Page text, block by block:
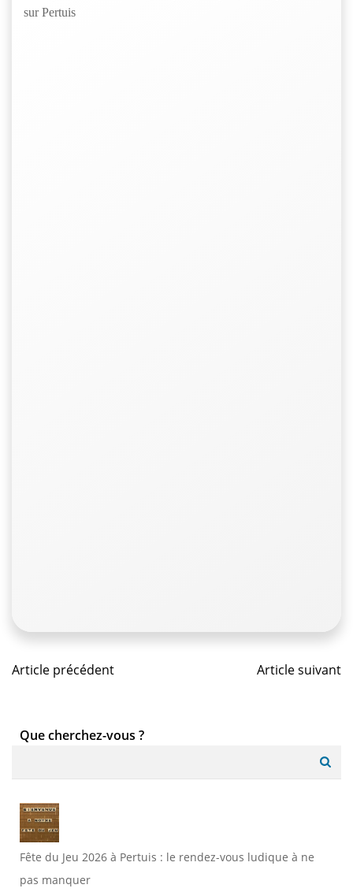
sur Pertuis
Post
Article précédent
Post
Article suivant
Que cherchez-vous ?
Fête du Jeu 2026 à Pertuis : le rendez-vous ludique à ne
pas manquer